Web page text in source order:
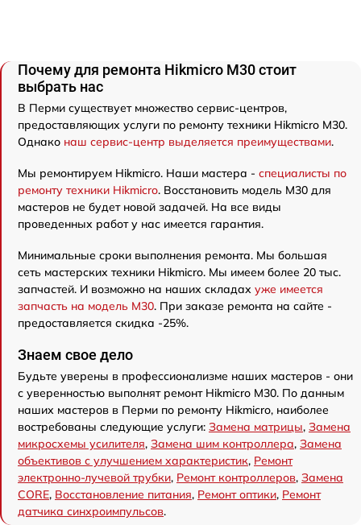
Почему для ремонта Hikmicro M30 стоит
выбрать нас
В Перми существует множество сервис-центров,
предоставляющих услуги по ремонту техники Hikmicro M30.
Однако наш сервис-центр выделяется преимуществами.
Мы ремонтируем Hikmicro. Наши мастера - специалисты по
ремонту техники Hikmicro. Восстановить модель M30 для
мастеров не будет новой задачей. На все виды
проведенных работ у нас имеется гарантия.
Минимальные сроки выполнения ремонта. Мы большая
сеть мастерских техники Hikmicro. Мы имеем более 20 тыс.
запчастей. И возможно на наших складах уже имеется
запчасть на модель M30. При заказе ремонта на сайте -
предоставляется скидка -25%.
Знаем свое дело
Будьте уверены в профессионализме наших мастеров - они
с уверенностью выполнят ремонт Hikmicro M30. По данным
наших мастеров в Перми по ремонту Hikmicro, наиболее
востребованы следующие услуги: Замена матрицы, Замена
микросхемы усилителя, Замена шим контроллера, Замена
объективов с улучшением характеристик, Ремонт
электронно-лучевой трубки, Ремонт контроллеров, Замена
CORE, Восстановление питания, Ремонт оптики, Ремонт
датчика синхроимпульсов.